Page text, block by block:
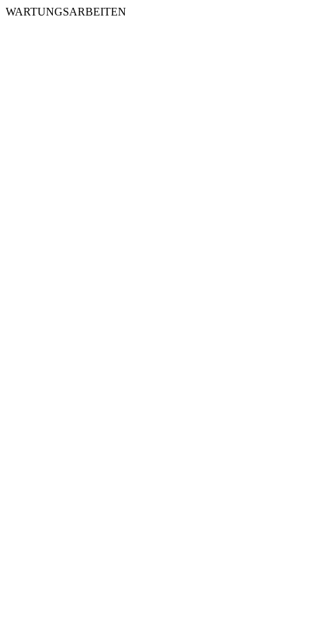
WARTUNGSARBEITEN